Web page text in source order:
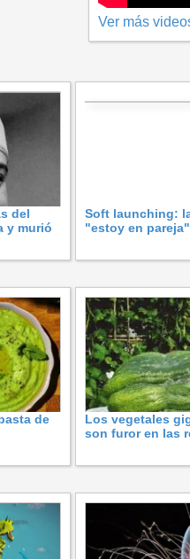
Ver más
del
y murió
Soft launching:
"estoy en
de
Los vegetales
son furor en las